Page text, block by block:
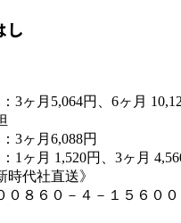
し
：3ヶ月5,064円、6ヶ月
3ヶ月6,088円
1ヶ月 1,520円、3ヶ月
時代社直送》
８６０－４－１５６０